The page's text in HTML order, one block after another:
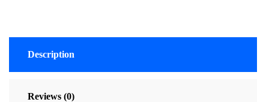
Description
Reviews (0)